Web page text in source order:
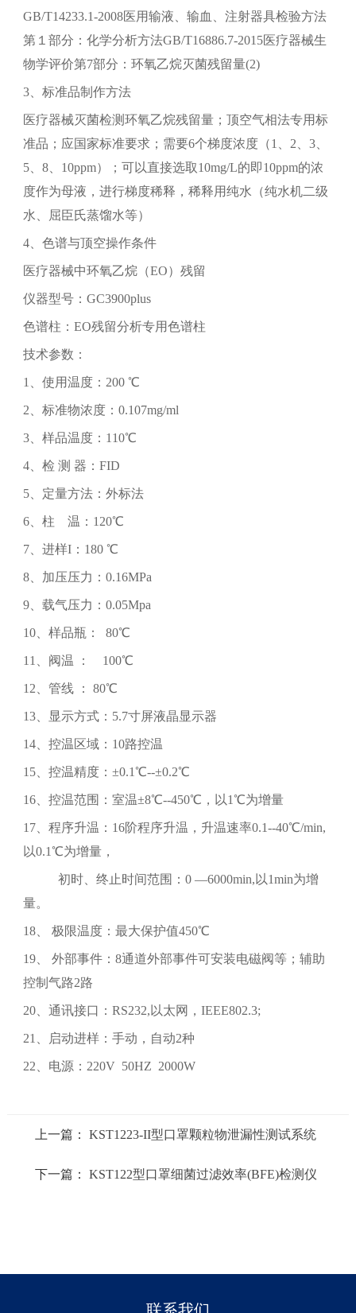
GB/T14233.1-2008医用输液、输血、注射器具检验方法
第１部分：化学分析方法GB/T16886.7-2015医疗器械生
物学评价第7部分：环氧乙烷灭菌残留量(2)
3、标准品制作方法
医疗器械灭菌检测环氧乙烷残留量；顶空气相法专用标
准品；应国家标准要求；需要6个梯度浓度（1、2、3、
5、8、10ppm）；可以直接选取10mg/L的即10ppm的浓
度作为母液，进行梯度稀释，稀释用纯水（纯水机二级
水、屈臣氏蒸馏水等）
4、色谱与顶空操作条件
医疗器械中环氧乙烷（EO）残留
仪器型号：GC3900plus
色谱柱：EO残留分析专用色谱柱
技术参数：
1、使用温度：200 ℃
2、标准物浓度：0.107mg/ml
3、样品温度：110℃
4、检 测 器：FID
5、定量方法：外标法
6、柱 温：120℃
7、进样I：180 ℃
8、加压压力：0.16MPa
9、载气压力：0.05Mpa
10、样品瓶： 80℃
11、阀温 ： 100℃
12、管线 ： 80℃
13、显示方式：5.7寸屏液晶显示器
14、控温区域：10路控温
15、控温精度：±0.1℃--±0.2℃
16、控温范围：室温±8℃--450℃，以1℃为增量
17、程序升温：16阶程序升温，升温速率0.1--40℃/min,
以0.1℃为增量，
初时、终止时间范围：0 —6000min,以1min为增
量。
18、 极限温度：最大保护值450℃
19、 外部事件：8通道外部事件可安装电磁阀等；辅助
控制气路2路
20、通讯接口：RS232,以太网，IEEE802.3;
21、启动进样：手动，自动2种
22、电源：220V 50HZ 2000W
上一篇： KST1223-II型口罩颗粒物泄漏性测试系统
下一篇： KST122型口罩细菌过滤效率(BFE)检测仪